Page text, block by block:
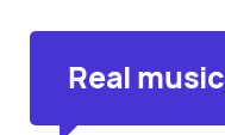
Real